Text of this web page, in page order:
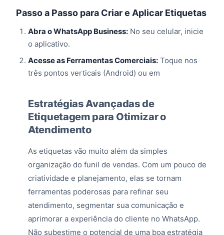
Passo a Passo para Criar e Aplicar Etiquetas
Abra o WhatsApp Business: No seu celular, inicie
o aplicativo.
Acesse as Ferramentas Comerciais: Toque nos
três pontos verticais (Android) ou em
Estratégias Avançadas de
Etiquetagem para Otimizar o
Atendimento
As etiquetas vão muito além da simples
organização do funil de vendas. Com um pouco de
criatividade e planejamento, elas se tornam
ferramentas poderosas para refinar seu
atendimento, segmentar sua comunicação e
aprimorar a experiência do cliente no WhatsApp.
Não subestime o potencial de uma boa estratégia